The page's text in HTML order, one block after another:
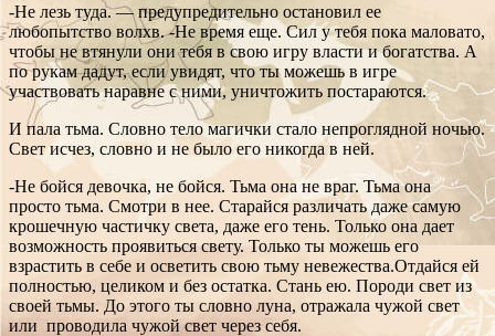
-Не лезь туда. — предупредительно остановил ее
любопытство волхв. -Не время еще. Сил у тебя пока маловато,
чтобы не втянули они тебя в свою игру власти и богатства. А
по рукам дадут, если увидят, что ты можешь в игре
участвовать наравне с ними, уничтожить постараются.
И пала тьма. Словно тело магички стало непроглядной ночью.
Свет исчез, словно и не было его никогда в ней.
-Не бойся девочка, не бойся. Тьма она не враг. Тьма она
просто тьма. Смотри в нее. Старайся различать даже самую
крошечную частичку света, даже его тень. Только она дает
возможность проявиться свету. Только ты можешь его
взрастить в себе и осветить свою тьму невежества.Отдайся ей
полностью, целиком и без остатка. Стань ею. Породи свет из
своей тьмы. До этого ты словно луна, отражала чужой свет
или проводила чужой свет через себя.